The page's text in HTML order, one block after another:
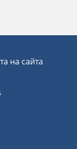
на сайта